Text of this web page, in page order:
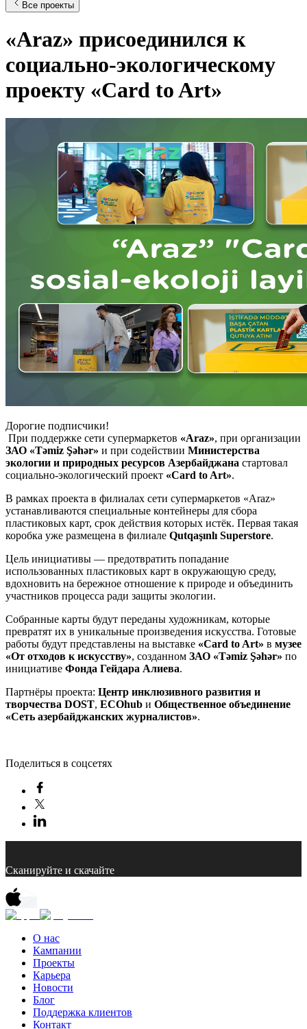
Все проекты
«Araz» присоединился к
социально-экологическому
проекту «Card to Art»
Дорогие подписчики!
При поддержке сети супермаркетов «Araz», при организации
ЗАО «Təmiz Şəhər» и при содействии Министерства
экологии и природных ресурсов Азербайджана стартовал
социально-экологический проект «Card to Art».
В рамках проекта в филиалах сети супермаркетов «Araz»
устанавливаются специальные контейнеры для сбора
пластиковых карт, срок действия которых истёк. Первая такая
коробка уже размещена в филиале Qutqaşınlı Superstore.
Цель инициативы — предотвратить попадание
использованных пластиковых карт в окружающую среду,
вдохновить на бережное отношение к природе и объединить
участников процесса ради защиты экологии.
Собранные карты будут переданы художникам, которые
превратят их в уникальные произведения искусства. Готовые
работы будут представлены на выставке «Card to Art» в музее
«От отходов к искусству», созданном ЗАО «Təmiz Şəhər» по
инициативе Фонда Гейдара Алиева.
Партнёры проекта: Центр инклюзивного развития и
творчества DOST, ECOhub и Общественное объединение
«Сеть азербайджанских журналистов».
Поделиться в соцсетях
Сканируйте и скачайте
О нас
Кампании
Проекты
Карьера
Новости
Блог
Поддержка клиентов
Контакт